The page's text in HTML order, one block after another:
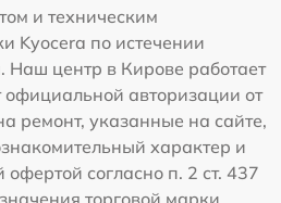
и техническим
Kyocera по истечении
Наш центр в Кирове работает
официальной авторизации от
ремонт, указанные на сайте,
характер и
согласно п. 2 ст. 437
торговой марки